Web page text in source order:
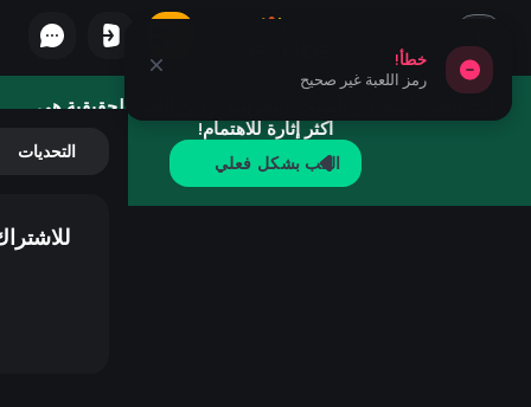
أنت تلعب باستخدام النسخة التجريبية. ولكن اللعبة الحقيقية هي
أكثر إثارة للاهتمام!
العَب بشكل فعلي
التحديات
خطأ!
رمز اللعبة غير صحيح